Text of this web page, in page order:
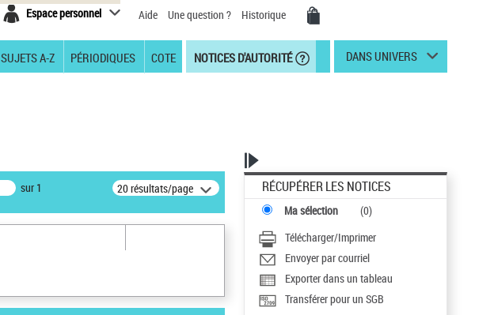
Espace personnel Aide Une question ? Historique
SUJETS A-Z PÉRIODIQUES COTE NOTICES D'AUTORITÉ DANS UNIVERS
sur 1 20 résultats/page RÉCUPÉRER LES NOTICES
Ma sélection (0)
Télécharger/Imprimer
Envoyer par courriel
Exporter dans un tableau
Transférer pour un SGB